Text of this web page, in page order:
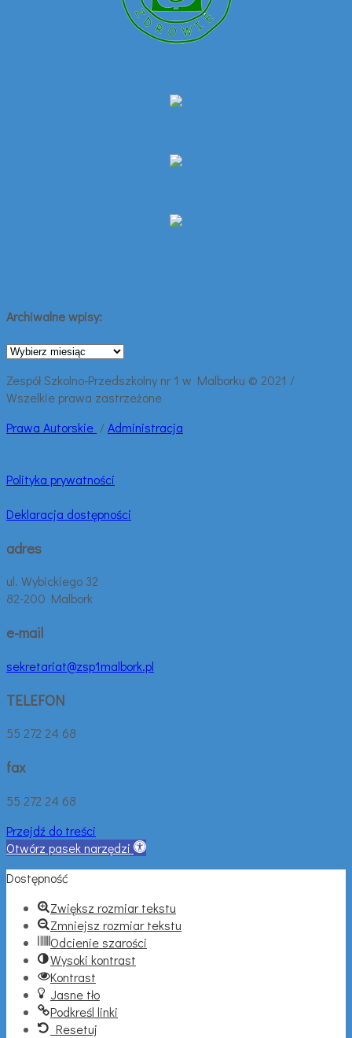
Archiwalne wpisy:
Archiwalne
Zespół Szkolno-Przedszkolny nr 1 w Malborku © 2021 /
Wszelkie prawa zastrzeżone
Prawa Autorskie /Administracja
Polityka prywatności
Deklaracja dostępności
adres
ul. Wybickiego 32
82-200 Malbork
e-mail
sekretariat@zsp1malbork.pl
TELEFON
55 272 24 68
fax
55 272 24 68
Przejdź do treści
Otwórz pasek narzędzi
Dostępność
Zwiększ rozmiar tekstu
Zmniejsz rozmiar tekstu
Odcienie szarości
Wysoki kontrast
Kontrast
Jasne tło
Podkreśl linki
Resetuj